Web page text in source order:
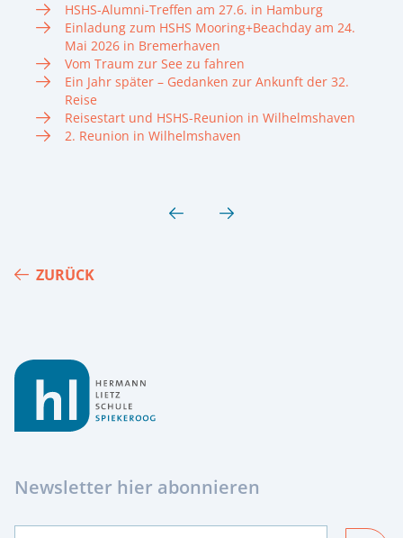
HSHS-Alumni-Treffen am 27.6. in Hamburg
Einladung zum HSHS Mooring+Beachday am 24.
Mai 2026 in Bremerhaven
Vom Traum zur See zu fahren
Ein Jahr später – Gedanken zur Ankunft der 32.
Reise
Reisestart und HSHS-Reunion in Wilhelmshaven
2. Reunion in Wilhelmshaven
ZURÜCK
Newsletter hier abonnieren